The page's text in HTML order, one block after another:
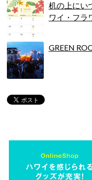
机の上にい
ワイ・フラ
GREEN